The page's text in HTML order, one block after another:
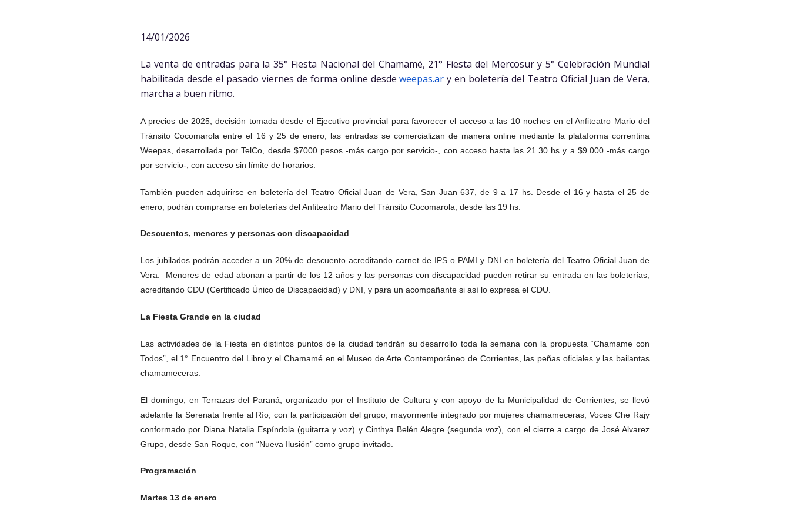
14/01/2026
La venta de entradas para la 35° Fiesta Nacional del Chamamé, 21° Fiesta del Mercosur y 5° Celebración Mundial
habilitada desde el pasado viernes de forma online desdeweepas.ar y en boletería del Teatro Oficial Juan de Vera,
marcha a buen ritmo.
A precios de 2025, decisión tomada desde el Ejecutivo provincial para favorecer el acceso a las 10 noches en el Anfiteatro Mario del
Tránsito Cocomarola entre el 16 y 25 de enero, las entradas se comercializan de manera online mediante la plataforma correntina
Weepas, desarrollada por TelCo, desde $7000 pesos -más cargo por servicio-, con acceso hasta las 21.30 hs y a $9.000 -más cargo
por servicio-, con acceso sin límite de horarios.
También pueden adquirirse en boletería del Teatro Oficial Juan de Vera, San Juan 637, de 9 a 17 hs. Desde el 16 y hasta el 25 de
enero, podrán comprarse en boleterías del Anfiteatro Mario del Tránsito Cocomarola, desde las 19 hs.
Descuentos, menores y personas con discapacidad
Los jubilados podrán acceder a un 20% de descuento acreditando carnet de IPS o PAMI y DNI en boletería del Teatro Oficial Juan de
Vera. Menores de edad abonan a partir de los 12 años y las personas con discapacidad pueden retirar su entrada en las boleterías,
acreditando CDU (Certificado Único de Discapacidad) y DNI, y para un acompañante si así lo expresa el CDU.
La Fiesta Grande en la ciudad
Las actividades de la Fiesta en distintos puntos de la ciudad tendrán su desarrollo toda la semana con la propuesta “Chamame con
Todos”, el 1° Encuentro del Libro y el Chamamé en el Museo de Arte Contemporáneo de Corrientes, las peñas oficiales y las bailantas
chamameceras.
El domingo, en Terrazas del Paraná, organizado por el Instituto de Cultura y con apoyo de la Municipalidad de Corrientes, se llevó
adelante la Serenata frente al Río, con la participación del grupo, mayormente integrado por mujeres chamameceras, Voces Che Rajy
conformado por Diana Natalia Espíndola (guitarra y voz) y Cinthya Belén Alegre (segunda voz), con el cierre a cargo de José Alvarez
Grupo, desde San Roque, con “Nueva Ilusión” como grupo invitado.
Programación
Martes 13 de enero